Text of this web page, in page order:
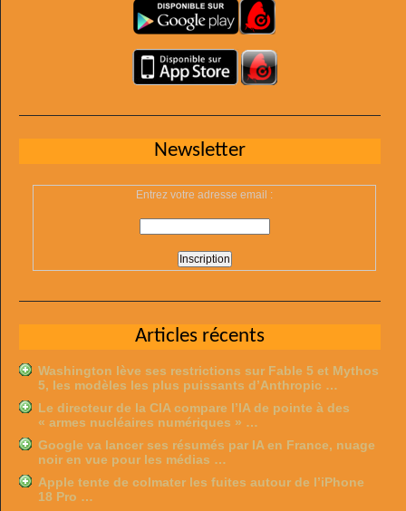
Newsletter
Entrez votre adresse email :
Articles récents
Washington lève ses restrictions sur Fable 5 et Mythos
5, les modèles les plus puissants d’Anthropic …
Le directeur de la CIA compare l’IA de pointe à des
« armes nucléaires numériques » …
Google va lancer ses résumés par IA en France, nuage
noir en vue pour les médias …
Apple tente de colmater les fuites autour de l’iPhone
18 Pro …